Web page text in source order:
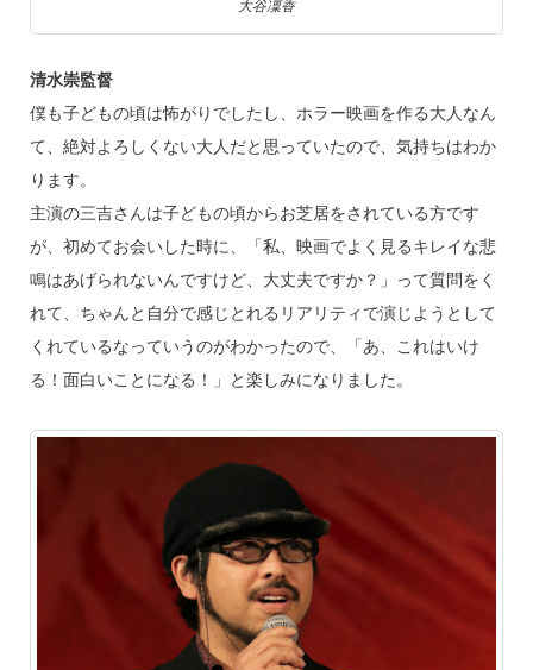
大谷凜香
清水崇監督
僕も子どもの頃は怖がりでしたし、ホラー映画を作る大人なん
て、絶対よろしくない大人だと思っていたので、気持ちはわか
ります。
主演の三吉さんは子どもの頃からお芝居をされている方です
が、初めてお会いした時に、「私、映画でよく見るキレイな悲
鳴はあげられないんですけど、大丈夫ですか？」って質問をく
れて、ちゃんと自分で感じとれるリアリティで演じようとして
くれているなっていうのがわかったので、「あ、これはいけ
る！面白いことになる！」と楽しみになりました。